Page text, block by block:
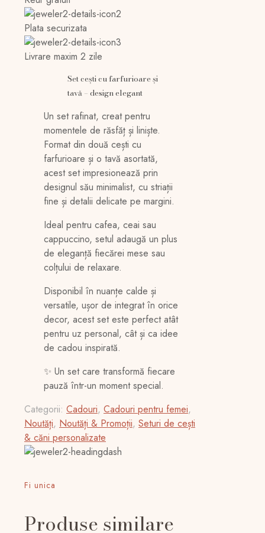
Plata securizata
Livrare maxim 2 zile
Set cești cu farfurioare și
tavă – design elegant
Un set rafinat, creat pentru
momentele de răsfăț și liniște.
Format din două cești cu
farfurioare și o tavă asortată,
acest set impresionează prin
designul său minimalist, cu striații
fine și detalii delicate pe margini.
Ideal pentru cafea, ceai sau
cappuccino, setul adaugă un plus
de eleganță fiecărei mese sau
colțului de relaxare.
Disponibil în nuanțe calde și
versatile, ușor de integrat în orice
decor, acest set este perfect atât
pentru uz personal, cât și ca idee
de cadou inspirată.
✨ Un set care transformă fiecare
pauză într-un moment special.
Categorii: Cadouri, Cadouri pentru femei,
Noutăți, Noutăți & Promoții, Seturi de cești
& căni personalizate
Fi unica
Produse similare